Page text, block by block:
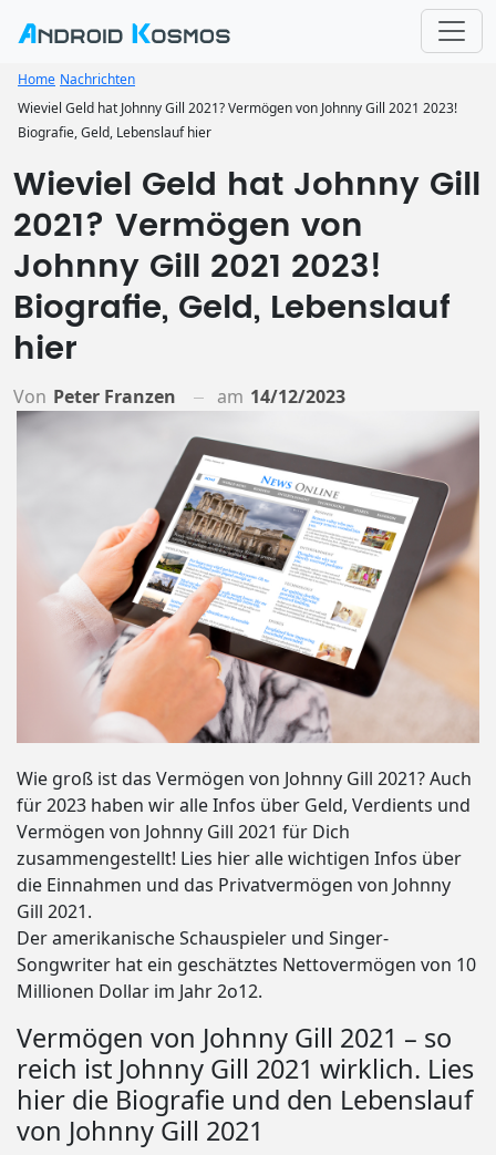
Home Nachrichten
Wieviel Geld hat Johnny Gill 2021? Vermögen von Johnny Gill 2021 2023!
Biografie, Geld, Lebenslauf hier
Wieviel Geld hat Johnny Gill
2021? Vermögen von
Johnny Gill 2021 2023!
Biografie, Geld, Lebenslauf
hier
Von Peter Franzen am 14/12/2023
Wie groß ist das Vermögen von Johnny Gill 2021? Auch
für 2023 haben wir alle Infos über Geld, Verdients und
Vermögen von Johnny Gill 2021 für Dich
zusammengestellt! Lies hier alle wichtigen Infos über
die Einnahmen und das Privatvermögen von Johnny
Gill 2021.
Der amerikanische Schauspieler und Singer-
Songwriter hat ein geschätztes Nettovermögen von 10
Millionen Dollar im Jahr 2o12.
Vermögen von Johnny Gill 2021 – so
reich ist Johnny Gill 2021 wirklich. Lies
hier die Biografie und den Lebenslauf
von Johnny Gill 2021